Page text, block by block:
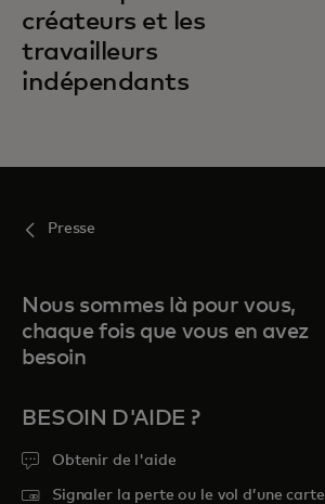
créateurs et les
travailleurs
indépendants
Presse
Nous sommes là pour vous,
chaque fois que vous en avez
besoin
BESOIN D'AIDE ?
Obtenir de l'aide
Signaler la perte ou le vol d’une carte